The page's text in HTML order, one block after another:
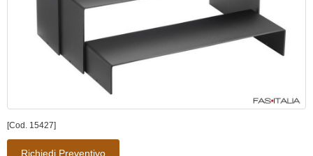
[Cod. 15427]
Richiedi Preventivo